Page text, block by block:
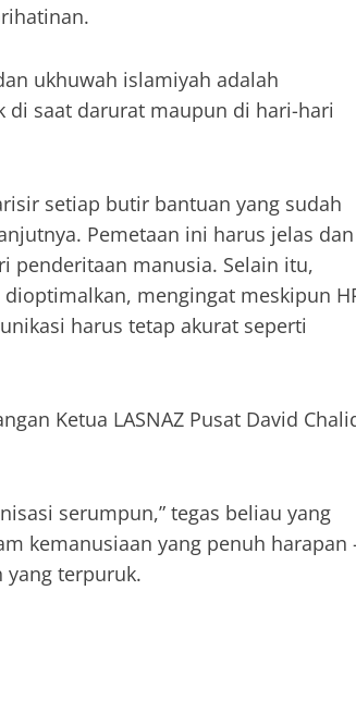
ukhuwah islamiyah adalah
di saat darurat maupun di hari-hari
setiap butir bantuan yang sudah
Pemetaan ini harus jelas dan
penderitaan manusia. Selain itu,
mengingat meskipun
harus tetap akurat seperti
Ketua LASNAZ Pusat David
serumpun,” tegas beliau yang
kemanusiaan yang penuh harapan
yang terpuruk.